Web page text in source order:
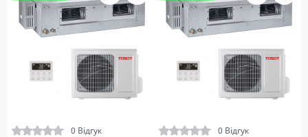
0 Відгук 0 Відгук